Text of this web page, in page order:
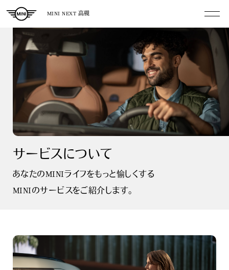
MINI NEXT 高槻
サービスについて
あなたのMINIライフをもっと愉しくする
MINIのサービスをご紹介します。